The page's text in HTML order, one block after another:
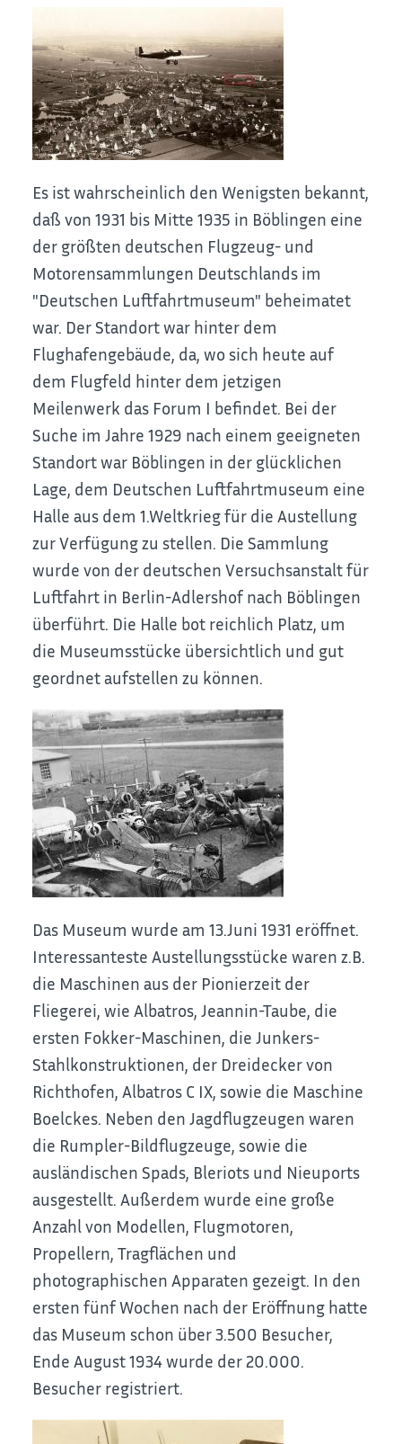
Es ist wahrscheinlich den Wenigsten bekannt,
daß von 1931 bis Mitte 1935 in Böblingen eine
der größten deutschen Flugzeug- und
Motorensammlungen Deutschlands im
"Deutschen Luftfahrtmuseum" beheimatet
war. Der Standort war hinter dem
Flughafengebäude, da, wo sich heute auf
dem Flugfeld hinter dem jetzigen
Meilenwerk das Forum I befindet. Bei der
Suche im Jahre 1929 nach einem geeigneten
Standort war Böblingen in der glücklichen
Lage, dem Deutschen Luftfahrtmuseum eine
Halle aus dem 1.Weltkrieg für die Austellung
zur Verfügung zu stellen. Die Sammlung
wurde von der deutschen Versuchsanstalt für
Luftfahrt in Berlin-Adlershof nach Böblingen
überführt. Die Halle bot reichlich Platz, um
die Museumsstücke übersichtlich und gut
geordnet aufstellen zu können.
Das Museum wurde am 13.Juni 1931 eröffnet.
Interessanteste Austellungsstücke waren z.B.
die Maschinen aus der Pionierzeit der
Fliegerei, wie Albatros, Jeannin-Taube, die
ersten Fokker-Maschinen, die Junkers-
Stahlkonstruktionen, der Dreidecker von
Richthofen, Albatros C IX, sowie die Maschine
Boelckes. Neben den Jagdflugzeugen waren
die Rumpler-Bildflugzeuge, sowie die
ausländischen Spads, Bleriots und Nieuports
ausgestellt. Außerdem wurde eine große
Anzahl von Modellen, Flugmotoren,
Propellern, Tragflächen und
photographischen Apparaten gezeigt. In den
ersten fünf Wochen nach der Eröffnung hatte
das Museum schon über 3.500 Besucher,
Ende August 1934 wurde der 20.000.
Besucher registriert.